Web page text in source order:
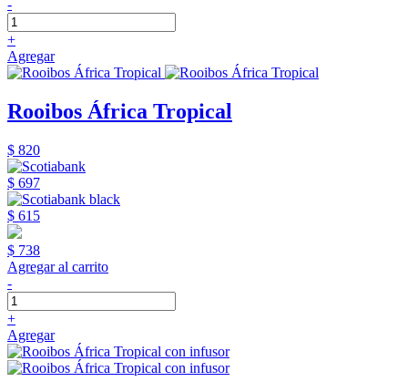
-
+
Agregar
Rooibos África Tropical
$ 820
$ 697
$ 615
$ 738
Agregar al carrito
-
+
Agregar